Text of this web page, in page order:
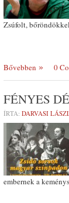
Zsúfolt,
Bővebben 0
FÉNYES
ÍRTA: DARVASI
embernek a